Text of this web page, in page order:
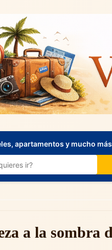
apartamentos y mucho
a la sombra